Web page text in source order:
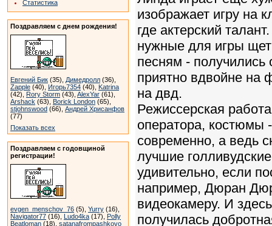
Статистика
Поздравляем с днем рождения!
Евгений Бик (35), Димедролл (36),
Zapple (40), Игорь7354 (40), Katrina
(42), Rory Storm (43), AlexYar (61),
Arshack (63), Borick London (65),
stjohnswood (66), Андрей Хрисанфов
(77)
Показать всех
Поздравляем с годовщиной
регистрации!
evgen_menschov_76 (5), Yurry (16),
Navigator77 (16), Ludo4ka (17), Polly
Beatloman (18), satanafrompashkovo
изображает игру на
где актерский
нужные для игры
песням - получились
приятно вдвойне на
на двд.
Режиссерская
оператора, костюмы
современно, а ведь
лучшие
удивительно, если
например, Дюран
видеокамеру. И
получилась